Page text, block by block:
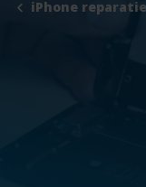
iPhone